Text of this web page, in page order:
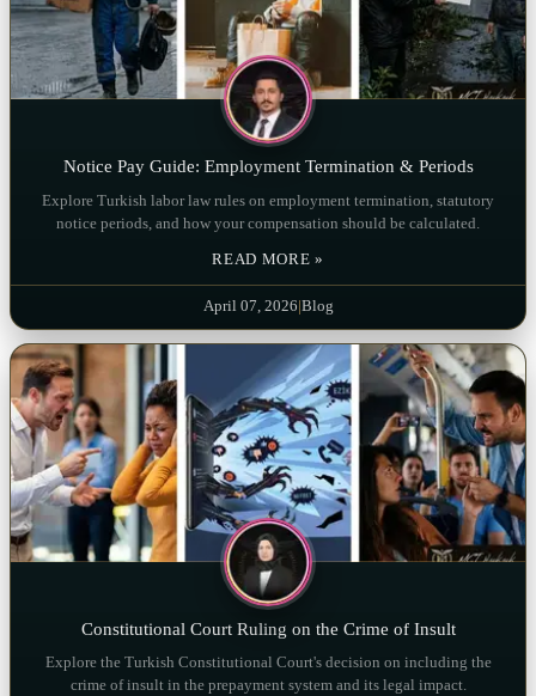
Notice Pay Guide: Employment Termination & Periods
Explore Turkish labor law rules on employment termination, statutory
notice periods, and how your compensation should be calculated.
READ MORE »
April 07, 2026|Blog
Constitutional Court Ruling on the Crime of Insult
Explore the Turkish Constitutional Court's decision on including the
crime of insult in the prepayment system and its legal impact.